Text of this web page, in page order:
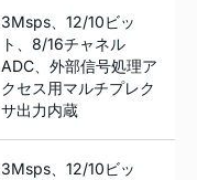
3Msps、12/10ビッ
ト、8/16チャネル
ADC、外部信号処理ア
クセス用マルチプレク
サ出力内蔵
3Msps、12/10ビッ